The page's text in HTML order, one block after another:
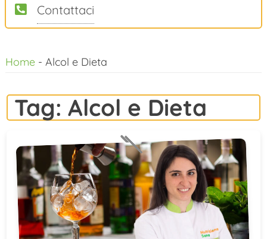
Contattaci
alHome- Alcol e Dieta
Tag:Alcol e Dieta